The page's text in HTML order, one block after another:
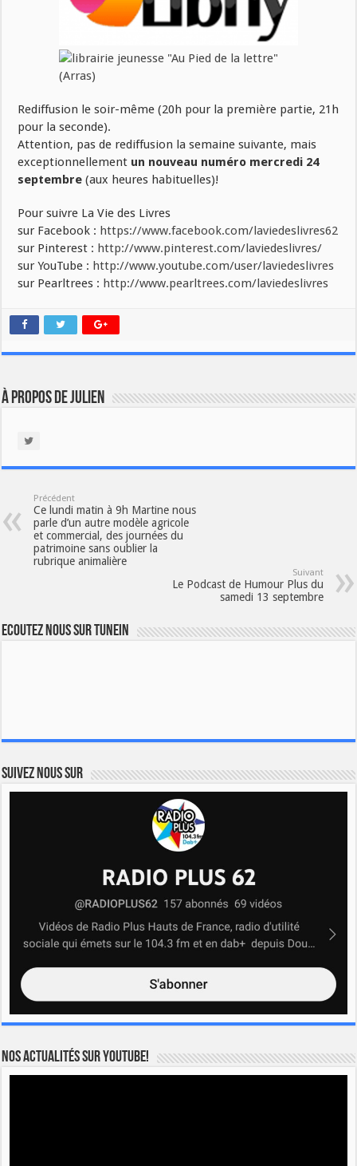
Rediffusion le soir-même (20h pour la première partie, 21h
pour la seconde).
Attention, pas de rediffusion la semaine suivante, mais
exceptionnellement un nouveau numéro mercredi 24
septembre (aux heures habituelles)!
Pour suivre La Vie des Livres
sur Facebook : https://www.facebook.com/laviedeslivres62
sur Pinterest : http://www.pinterest.com/laviedeslivres/
sur YouTube : http://www.youtube.com/user/laviedeslivres
sur Pearltrees : http://www.pearltrees.com/laviedeslivres
À propos de Julien
Précédent
Ce lundi matin à 9h Martine nous
parle d’un autre modèle agricole
et commercial, des journées du
patrimoine sans oublier la
rubrique animalière
Suivant
Le Podcast de Humour Plus du
samedi 13 septembre
Ecoutez nous sur TuneIn
Suivez nous sur
Nos actualités sur YOUTUBE!